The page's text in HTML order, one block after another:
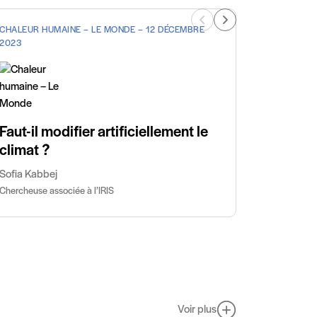
CHALEUR HUMAINE – LE MONDE – 12 DÉCEMBRE
2023
Faut-il modifier artificiellement le
climat ?
Sofia Kabbej
Chercheuse associée à l’IRIS
Voir plus